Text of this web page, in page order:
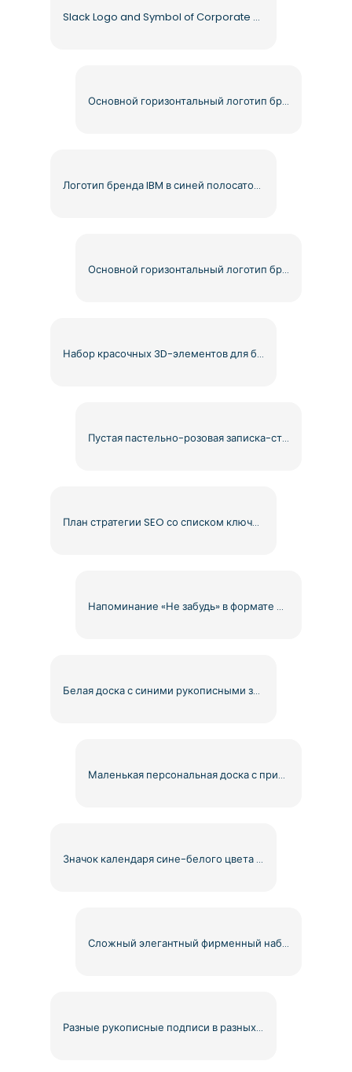
Slack Logo and Symbol of Corporate Messenger Free PNG
Основной горизонтальный логотип бренда American Express, синий, белый, бесплатный PNG
Логотип бренда IBM в синей полосатой вязи в современном стиле, бесплатный PNG
Основной горизонтальный логотип бренда Office Depot с красным текстом (бесплатно в формате PNG)
Набор красочных 3D-элементов для бизнеса (бесплатно в формате PNG)
Пустая пастельно-розовая записка-стикер с загнутым уголком (бесплатно в формате PNG)
План стратегии SEO со списком ключевых слов (бесплатно в формате PNG)
Напоминание «Не забудь» в формате PNG бесплатно
Белая доска с синими рукописными заметками (бесплатно в формате PNG)
Маленькая персональная доска с прикрепленным маркером, бесплатно PNG
Значок календаря сине-белого цвета с загнутой страницей (бесплатно в формате PNG)
Сложный элегантный фирменный набор с двумя стильными автографами Бесплатно PNG
Разные рукописные подписи в разных стилях, бесплатно PNG